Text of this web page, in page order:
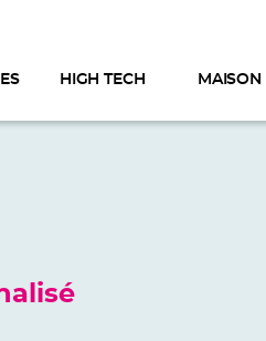
HIGH TECH MAISON